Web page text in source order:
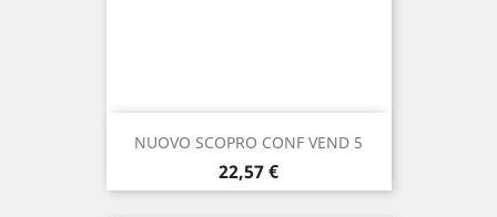
NUOVO SCOPRO CONF VEND 5
Prezzo
22,57 €